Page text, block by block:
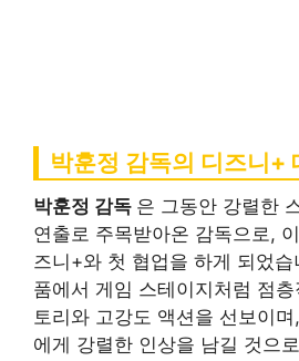
박훈정 감독의 디즈니+
박훈정 감독 은 그동안 강렬한
연출로 주목받아온 감독으로, 이
즈니+와 첫 협업을 하게 되었
품에서 게임 스테이지처럼 점
토리와 고강도 액션을 선보이
에게 강렬한 인상을 남길 것으